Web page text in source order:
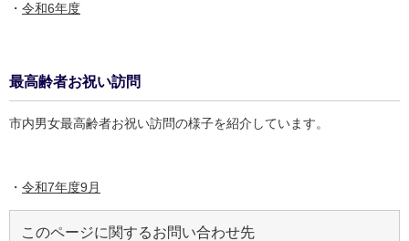
・ 令和6年度
最高齢者お祝い訪問
市内男女最高齢者お祝い訪問の様子を紹介しています。
・ 令和7年度9月
このページに関するお問い合わせ先